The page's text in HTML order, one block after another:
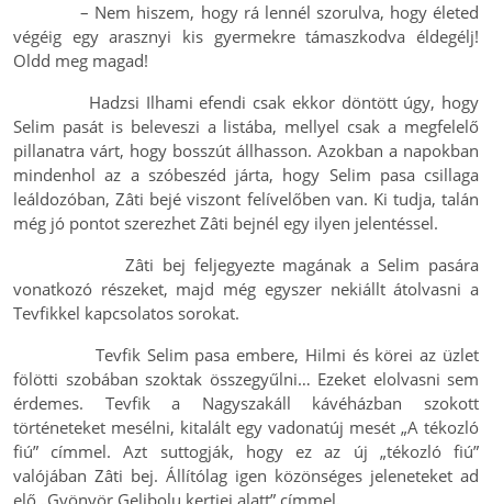
– Nem hiszem, hogy rá lennél szorulva, hogy életed
végéig egy arasznyi kis gyermekre támaszkodva éldegélj!
Oldd meg magad!
Hadzsi Ilhami efendi csak ekkor döntött úgy, hogy
Selim pasát is beleveszi a listába, mellyel csak a megfelelő
pillanatra várt, hogy bosszút állhasson. Azokban a napokban
mindenhol az a szóbeszéd járta, hogy Selim pasa csillaga
leáldozóban, Zâti bejé viszont felívelőben van. Ki tudja, talán
még jó pontot szerezhet Zâti bejnél egy ilyen jelentéssel.
Zâti bej feljegyezte magának a Selim pasára
vonatkozó részeket, majd még egyszer nekiállt átolvasni a
Tevfikkel kapcsolatos sorokat.
Tevfik Selim pasa embere, Hilmi és körei az üzlet
fölötti szobában szoktak összegyűlni… Ezeket elolvasni sem
érdemes. Tevfik a Nagyszakáll kávéházban szokott
történeteket mesélni, kitalált egy vadonatúj mesét „A tékozló
fiú” címmel. Azt suttogják, hogy ez az új „tékozló fiú”
valójában Zâti bej. Állítólag igen közönséges jeleneteket ad
elő „Gyönyör Gelibolu kertjei alatt” címmel.